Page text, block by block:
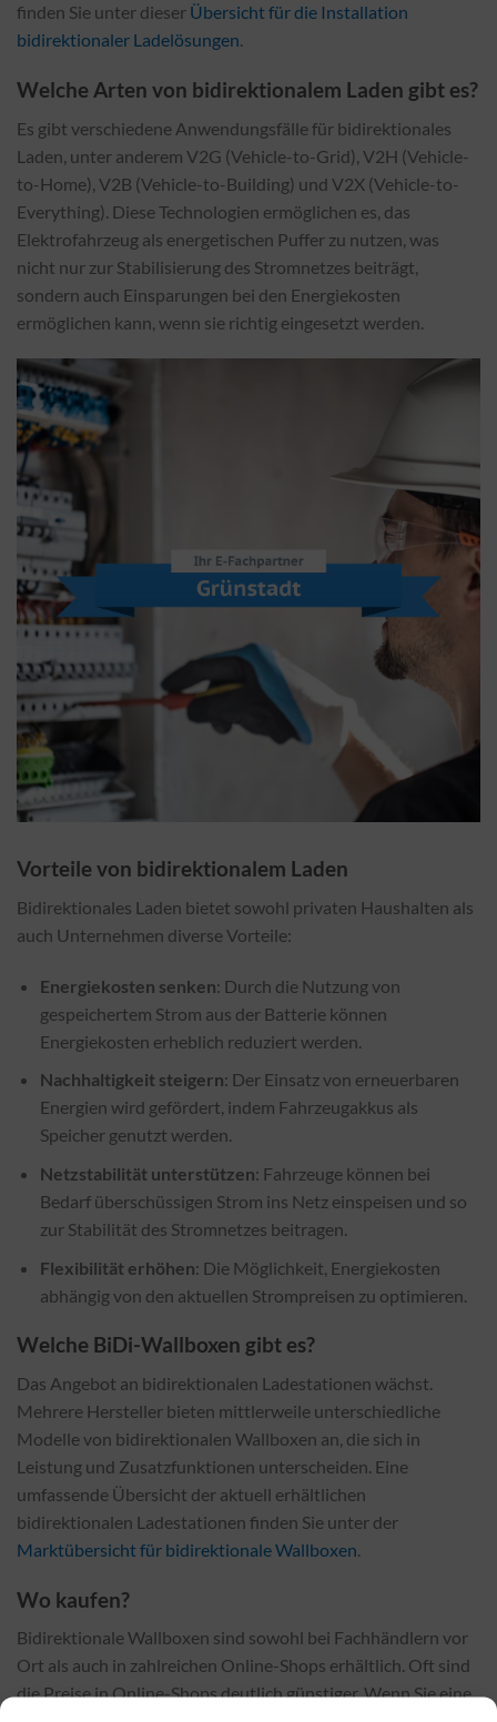
finden Sie unter dieser Übersicht für die Installation
bidirektionaler Ladelösungen.
Welche Arten von bidirektionalem Laden gibt es?
Es gibt verschiedene Anwendungsfälle für bidirektionales
Laden, unter anderem V2G (Vehicle-to-Grid), V2H (Vehicle-
to-Home), V2B (Vehicle-to-Building) und V2X (Vehicle-to-
Everything). Diese Technologien ermöglichen es, das
Elektrofahrzeug als energetischen Puffer zu nutzen, was
nicht nur zur Stabilisierung des Stromnetzes beiträgt,
sondern auch Einsparungen bei den Energiekosten
ermöglichen kann, wenn sie richtig eingesetzt werden.
Vorteile von bidirektionalem Laden
Bidirektionales Laden bietet sowohl privaten Haushalten als
auch Unternehmen diverse Vorteile:
Energiekosten senken: Durch die Nutzung von
gespeichertem Strom aus der Batterie können
Energiekosten erheblich reduziert werden.
Nachhaltigkeit steigern: Der Einsatz von erneuerbaren
Energien wird gefördert, indem Fahrzeugakkus als
Speicher genutzt werden.
Netzstabilität unterstützen: Fahrzeuge können bei
Bedarf überschüssigen Strom ins Netz einspeisen und so
zur Stabilität des Stromnetzes beitragen.
Flexibilität erhöhen: Die Möglichkeit, Energiekosten
abhängig von den aktuellen Strompreisen zu optimieren.
Welche BiDi-Wallboxen gibt es?
Das Angebot an bidirektionalen Ladestationen wächst.
Mehrere Hersteller bieten mittlerweile unterschiedliche
Modelle von bidirektionalen Wallboxen an, die sich in
Leistung und Zusatzfunktionen unterscheiden. Eine
umfassende Übersicht der aktuell erhältlichen
bidirektionalen Ladestationen finden Sie unter der
Marktübersicht für bidirektionale Wallboxen.
Wo kaufen?
Bidirektionale Wallboxen sind sowohl bei Fachhändlern vor
Ort als auch in zahlreichen Online-Shops erhältlich. Oft sind
die Preise in Online-Shops deutlich günstiger. Wenn Sie eine